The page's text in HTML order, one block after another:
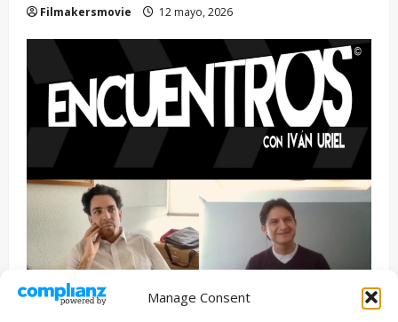
Manage Consent
Filmakersmovie 12 mayo, 2026
Entrevista Series